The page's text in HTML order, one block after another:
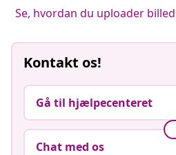
Se, hvordan du uploader
Kontakt os!
Gå til hjælpecenteret
Chat med os